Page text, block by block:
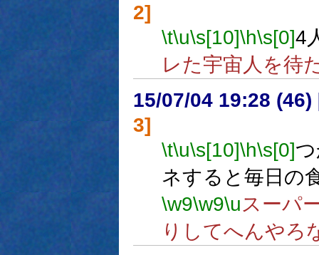
2]
\t\u\s[10]\h\s[0]4
レた宇宙人を待
15/07/04 19:28 (46)
3]
\t\u\s[10]\h\s[0]
ネすると毎日の
\w9\w9\uスーパ
りしてへんやろ